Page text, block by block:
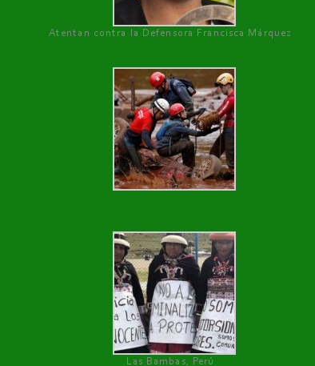
Atentan contra la Defensora Francisca Márquez
Las Bambas, Perú